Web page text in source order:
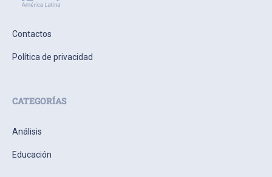
Contactos
Política de privacidad
CATEGORÍAS
Análisis
Educación